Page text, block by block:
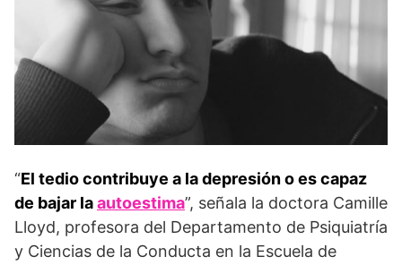
“El tedio contribuye a la depresión o es capaz
de bajar laautoestima”, señala la doctora Camille
Lloyd, profesora del Departamento de Psiquiatría
y Ciencias de la Conducta en la Escuela de